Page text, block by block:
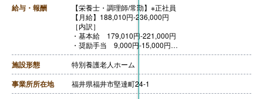
給与・報酬
【栄養士・調理師/常勤】※正社員
【月給】188,010円-236,000円
［内訳］
・基本給 179,010円-221,000円
・奨励手当 9,000円-15,000円
［その他手当］
・栄養士手当 10,000円
・調理師手当 5,000円
・早出手当 500円/回
・奨励手当 ※試用期間後から支給
施設形態 特別養護老人ホーム
事業所所在地 福井県福井市堅達町24-1